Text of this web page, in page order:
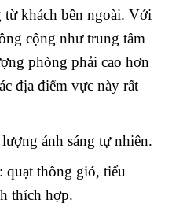
khách bên ngoài. Với
cộng như trung tâm
phòng phải cao hơn
địa điểm vực này rất
ánh sáng tự nhiên.
quạt thông gió, tiểu
thích hợp.